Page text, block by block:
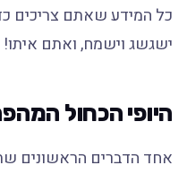
כל המידע שאתם צריכים
ישגשג וישמח, ואתם איתו!
היופי הכחול
אחד הדברים הראשונים